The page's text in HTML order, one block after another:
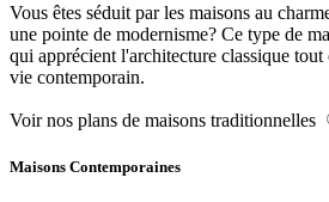
Vous êtes séduit par les maisons au
une pointe de modernisme? Ce type de
qui apprécient l'architecture classique
vie contemporain.
Voir nos plans de maisons traditionnelles
Maisons Contemporaines